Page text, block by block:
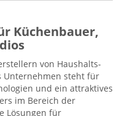
Küchenbauer,
von Haushalts-
Unternehmen steht für
und ein attraktives
im Bereich der
Lösungen für